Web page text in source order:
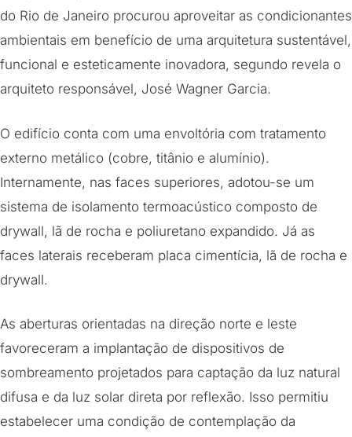
do Rio de Janeiro procurou aproveitar as condicionantes
ambientais em benefício de uma arquitetura sustentável,
funcional e esteticamente inovadora, segundo revela o
arquiteto responsável, José Wagner Garcia.
O edifício conta com uma envoltória com tratamento
externo metálico (cobre, titânio e alumínio).
Internamente, nas faces superiores, adotou-se um
sistema de isolamento termoacústico composto de
drywall, lã de rocha e poliuretano expandido. Já as
faces laterais receberam placa cimentícia, lã de rocha e
drywall.
As aberturas orientadas na direção norte e leste
favoreceram a implantação de dispositivos de
sombreamento projetados para captação da luz natural
difusa e da luz solar direta por reflexão. Isso permitiu
estabelecer uma condição de contemplação da